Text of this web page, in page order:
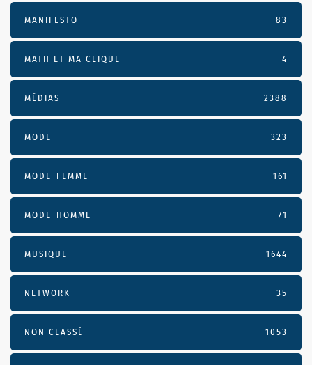
MANIFESTO 83
MATH ET MA CLIQUE 4
MÉDIAS 2388
MODE 323
MODE-FEMME 161
MODE-HOMME 71
MUSIQUE 1644
NETWORK 35
NON CLASSÉ 1053